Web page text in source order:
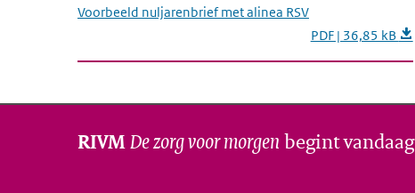
Voorbeeld nuljarenbrief met alinea RSV
PDF | 36,85 kB
RIVMDe zorg voor morgen begint vandaag